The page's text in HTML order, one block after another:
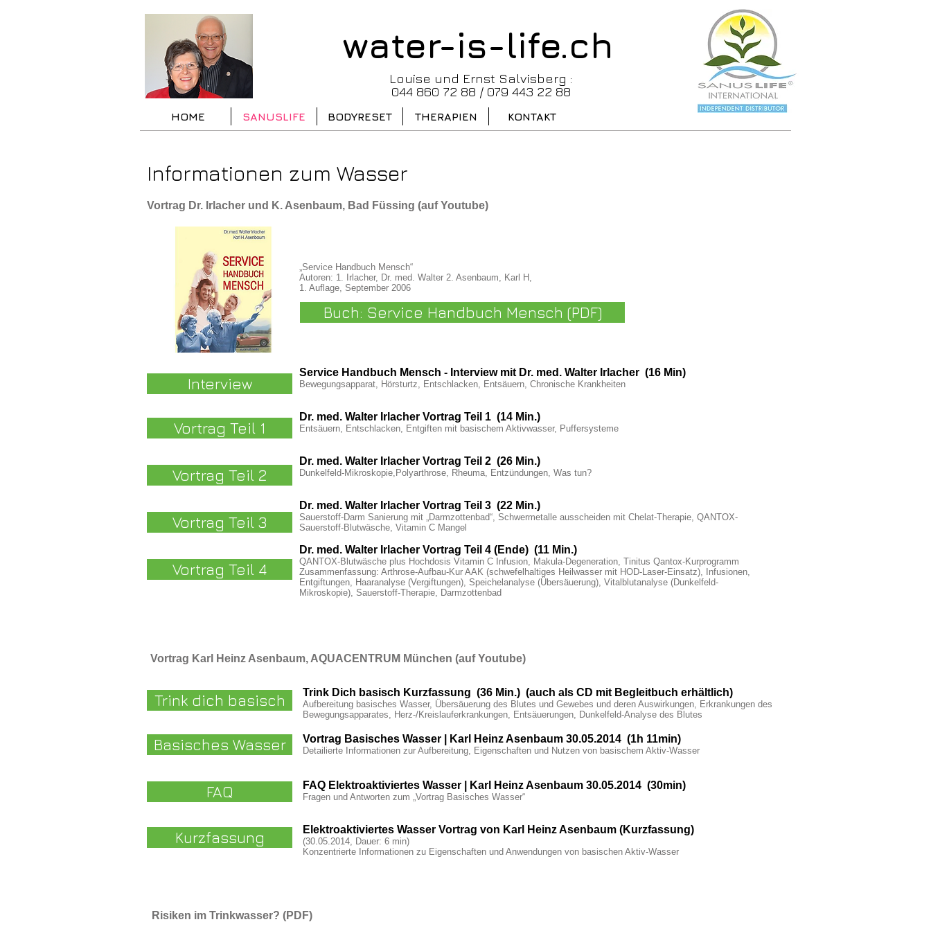
water-is-life.ch
Louise und Ernst Salvisberg :
044 860 72 88 / 079 443 22 88
HOME SANUSLIFE BODYRESET THERAPIEN KONTAKT
Informationen zum Wasser
Vortrag Dr. Irlacher und K. Asenbaum, Bad Füssing (auf Youtube)
Interview
Vortrag Teil 1
Vortrag Teil 2
Vortrag Teil 3
Vortrag Teil 4
„Service Handbuch Mensch“
Autoren: 1. Irlacher, Dr. med. Walter 2. Asenbaum, Karl H,
1. Auflage, September 2006
Service Handbuch Mensch - Interview mit Dr. med. Walter Irlacher (16 Min)
Bewegungsapparat, Hörsturtz, Entschlacken, Entsäuern, Chronische Krankheiten
Dr. med. Walter Irlacher Vortrag Teil 1 (14 Min.)
Entsäuern, Entschlacken, Entgiften mit basischem Aktivwasser, Puffersysteme
Dr. med. Walter Irlacher Vortrag Teil 2 (26 Min.)
Dunkelfeld-Mikroskopie,Polyarthrose, Rheuma, Entzündungen, Was tun?
Dr. med. Walter Irlacher Vortrag Teil 3 (22 Min.)
Sauerstoff-Darm Sanierung mit „Darmzottenbad“, Schwermetalle ausscheiden mit Chelat-Therapie, QANTOX-
Sauerstoff-Blutwäsche, Vitamin C Mangel
Dr. med. Walter Irlacher Vortrag Teil 4 (Ende) (11 Min.)
QANTOX-Blutwäsche plus Hochdosis Vitamin C Infusion, Makula-Degeneration, Tinitus Qantox-Kurprogramm
Zusammenfassung: Arthrose-Aufbau-Kur AAK (schwefelhaltiges Heilwasser mit HOD-Laser-Einsatz), Infusionen,
Entgiftungen, Haaranalyse (Vergiftungen), Speichelanalyse (Übersäuerung), Vitalblutanalyse (Dunkelfeld-
Mikroskopie), Sauerstoff-Therapie, Darmzottenbad
Buch: Service Handbuch Mensch (PDF)
Vortrag Karl Heinz Asenbaum, AQUACENTRUM München (auf Youtube)
Trink dich basisch
Basisches Wasser
FAQ
Kurzfassung
Trink Dich basisch Kurzfassung (36 Min.) (auch als CD mit Begleitbuch erhältlich)
Aufbereitung basisches Wasser, Übersäuerung des Blutes und Gewebes und deren Auswirkungen, Erkrankungen des
Bewegungsapparates, Herz-/Kreislauferkrankungen, Entsäuerungen, Dunkelfeld-Analyse des Blutes
Vortrag Basisches Wasser | Karl Heinz Asenbaum 30.05.2014 (1h 11min)
Detailierte Informationen zur Aufbereitung, Eigenschaften und Nutzen von basischem Aktiv-Wasser
FAQ Elektroaktiviertes Wasser | Karl Heinz Asenbaum 30.05.2014 (30min)
Fragen und Antworten zum „Vortrag Basisches Wasser“
Elektroaktiviertes Wasser Vortrag von Karl Heinz Asenbaum (Kurzfassung)
(30.05.2014, Dauer: 6 min)
Konzentrierte Informationen zu Eigenschaften und Anwendungen von basischen Aktiv-Wasser
Risiken im Trinkwasser? (PDF)